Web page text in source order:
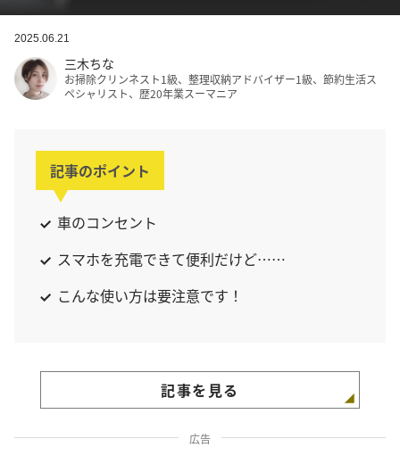
2025.06.21
三木ちな
お掃除クリンネスト1級、整理収納アドバイザー1級、節約生活ス
ペシャリスト、歴20年業スーマニア
記事のポイント
車のコンセント
スマホを充電できて便利だけど……
こんな使い方は要注意です！
記事を見る
広告